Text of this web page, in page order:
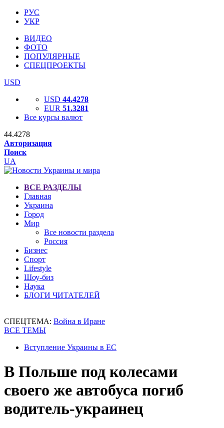
РУС
УКР
ВИДЕО
ФОТО
ПОПУЛЯРНЫЕ
СПЕЦПРОЕКТЫ
USD
USD 44.4278
EUR 51.3281
Все курсы валют
44.4278
Авторизация
Поиск
UA
ВСЕ РАЗДЕЛЫ
Главная
Украина
Город
Мир
Все новости раздела
Россия
Бизнес
Спорт
Lifestyle
Шоу-биз
Наука
БЛОГИ ЧИТАТЕЛЕЙ
СПЕЦТЕМА: Война в Иране
ВСЕ ТЕМЫ
Вступление Украины в ЕС
В Польше под колесами
своего же автобуса погиб
водитель-украинец